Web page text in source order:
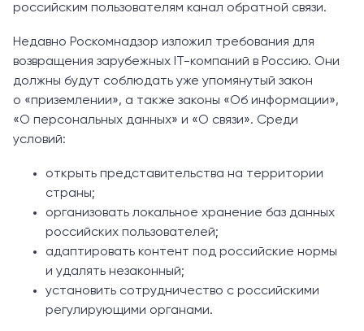
российским пользователям канал обратной связи.
Недавно Роскомнадзор изложил требования для
возвращения зарубежных IT-компаний в Россию. Они
должны будут соблюдать уже упомянутый закон
о «приземлении», а также законы «Об информации»,
«О персональных данных» и «О связи». Среди
условий:
открыть представительства на территории
страны;
организовать локальное хранение баз данных
российских пользователей;
адаптировать контент под российские нормы
и удалять незаконный;
установить сотрудничество с российскими
регулирующими органами.